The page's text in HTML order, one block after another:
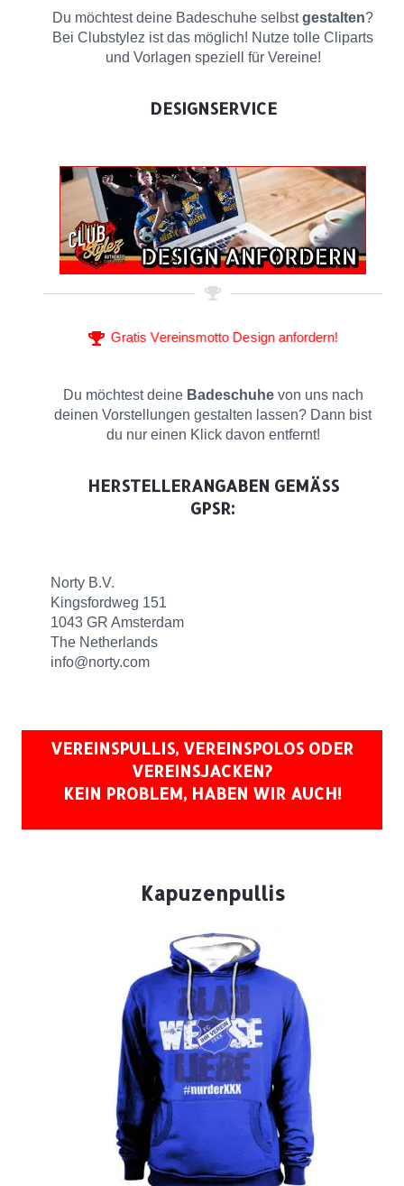
Du möchtest deine Badeschuhe selbstgestalten?
Bei Clubstylez ist das möglich! Nutze tolle Cliparts
und Vorlagen speziell für Vereine!
DESIGNSERVICE
Gratis Vereinsmotto Design anfordern!
Du möchtest deine Badeschuhevon uns nach
deinen Vorstellungen gestalten lassen? Dann bist
du nur einen Klick davon entfernt!
HERSTELLERANGABEN GEMÄSS G
PSR:
Norty B.V.
Kingsfordweg 151
1043 GR Amsterdam
The Netherlands
info@norty.com
VEREINSPULLIS, VEREINSPOLOS ODER
VEREINSJACKEN?
KEIN PROBLEM, HABEN WIR AUCH!
Kapuzenpullis